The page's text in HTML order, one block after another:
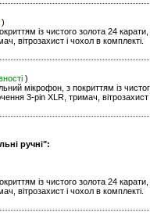
)
із чистого золота 24
вітрозахист і чохол в комплекті.
)
мікрофон, з покриттям із
3-pin XLR, тримач, вітрозахист
ручні":
із чистого золота 24
вітрозахист і чохол в комплекті.